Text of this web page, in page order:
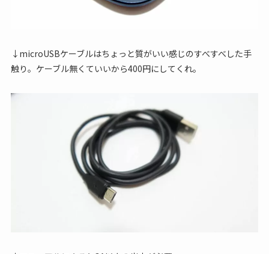
↓microUSBケーブルはちょっと質がいい感じのすべすべした手
触り。ケーブル無くていいから400円にしてくれ。